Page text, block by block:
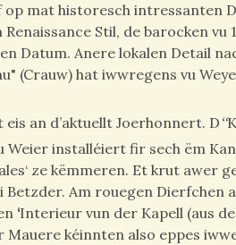
mat historesch intressanten
Renaissance Stil, de barocken vu
Datum. Anere lokalen Detail
(Crauw) hat iwwregens vu
an d’aktuellt Joerhonnert. D ‘‘
Weier installéiert fir sech ëm
ze këmmeren. Et krut awer
Betzder. Am rouegen Dierfchen
‘Interieur vun der Kapell (aus
kéinnten also eppes